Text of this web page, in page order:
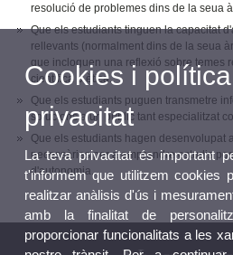
resolució de problemes dins de la seua
Que els estudiants tinguen la capacitat
rellevants (normalment dins de la seua
que incloguen una reflexió sobre temes
científica o ètica.
Que els estudiants puguen transmetre
solucions a un públic tant especialitzat
Que els estudiants hagen desenvolupat
necessàries per a emprendre estudis
d'autonomia.
Cookies i
privacitat
La teva privacitat és important
t'informem que utilitzem cookies
realitzar anàlisis d'ús i
amb la finalitat de
proporcionar funcionalitats a les